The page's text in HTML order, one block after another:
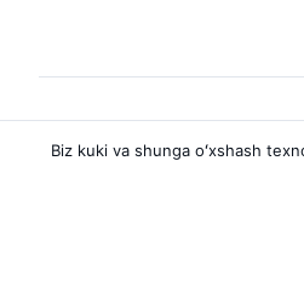
Biz kuki va shunga oʻxshash